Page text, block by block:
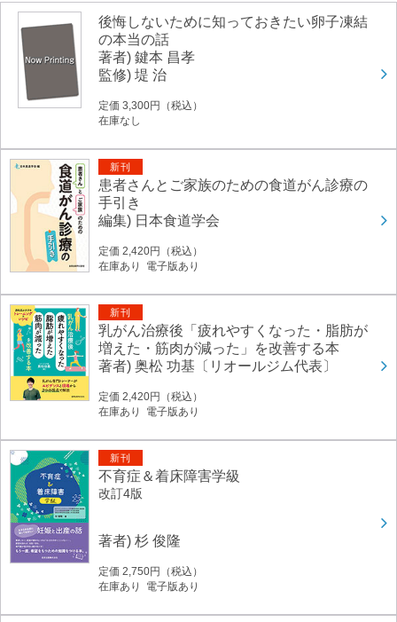
後悔しないために知っておきたい卵子凍結
の本当の話
著者) 鍵本 昌孝
監修) 堤 治
定価 3,300円（税込）
在庫なし
新刊
患者さんとご家族のための食道がん診療の
手引き
編集) 日本食道学会
定価 2,420円（税込）
在庫あり 電子版あり
新刊
乳がん治療後「疲れやすくなった・脂肪が
増えた・筋肉が減った」を改善する本
著者) 奥松 功基〔リオールジム代表〕
定価 2,420円（税込）
在庫あり 電子版あり
新刊
不育症＆着床障害学級
改訂4版
著者) 杉 俊隆
定価 2,750円（税込）
在庫あり 電子版あり